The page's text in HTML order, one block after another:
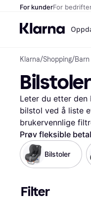
For kunderFor
Klarna/Shopping/
Bilstoler
Leter du etter
bilstol ved å liste
brukervennlige
eller pris. Dette
budsjett. Du kan
produktet. Vi gir
veloverveid
Prøv fleksible
Bilstoler
Filter